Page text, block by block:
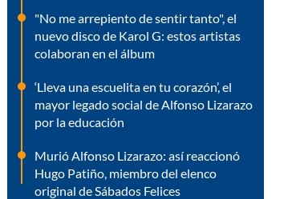
"No me arrepiento de sentir tanto", el
nuevo disco de Karol G: estos artistas
colaboran en el álbum
‘Lleva una escuelita en tu corazón’, el
mayor legado social de Alfonso Lizarazo
por la educación
Murió Alfonso Lizarazo: así reaccionó
Hugo Patiño, miembro del elenco
original de Sábados Felices